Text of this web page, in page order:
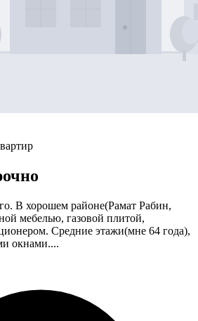
В хорошем районе(Рамат Рабин,
мебелью, газовой плитой,
Средние этажи(мне 64 года),
окнами....